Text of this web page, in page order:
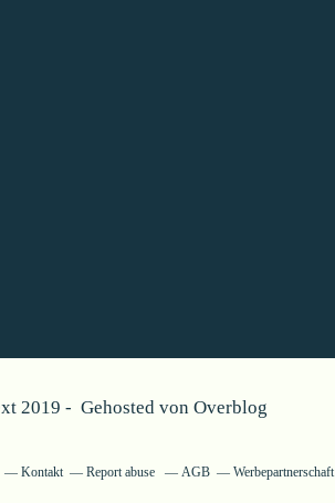
2019 - Gehosted von Overblog
Kontakt Report abuse AGB Werbepartnerschaft